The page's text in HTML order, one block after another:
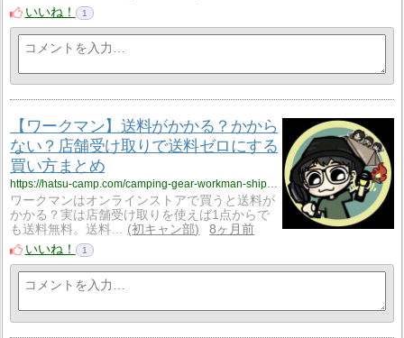
いいね！
1
【ワークマン】送料がかかる？かから
ない？店舗受け取りで送料ゼロにする
買い方まとめ
https://hatsu-camp.com/camping-gear-workman-shipping
ワークマンはオンラインストアで買うと送料が
かかる？実は店舗受け取りを使えば1点からで
も送料無料。送料…
初キャン部
8ヶ月前
いいね！
1